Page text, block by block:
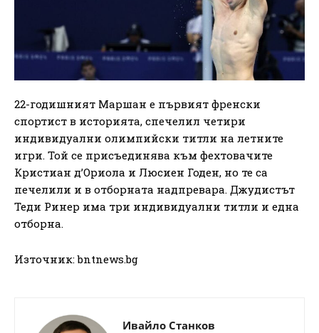
22-годишният Маршан е първият френски
спортист в историята, спечелил четири
индивидуални олимпийски титли на летните
игри. Той се присъединява към фехтовачите
Кристиан д’Ориола и Люсиен Годен, но те са
печелили и в отборната надпревара. Джудистът
Теди Ринер има три индивидуални титли и една
отборна.
Източник: bntnews.bg
Ивайло Станков